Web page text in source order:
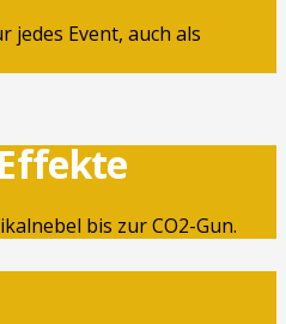
jedes Event, auch als
bis zur CO2-Gun.